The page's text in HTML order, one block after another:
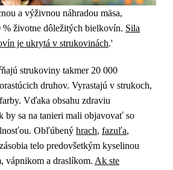
a výživnou náhradou mäsa,
% životne dôležitých bielkovín. Sila
je ukrytá v strukovinách.'
strukoviny takmer 20 000
druhov. Vyrastajú v strukoch,
Vďaka obsahu zdraviu
by sa na tanieri mali objavovať so
Obľúbený hrach, fazuľa,
telo predovšetkým kyselinou
vápnikom a draslíkom. Ak ste